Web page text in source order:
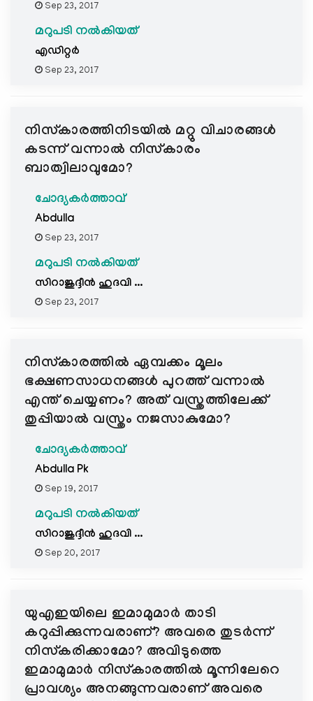
Sep 23, 2017
മറുപടി നൽകിയത്
എഡിറ്റര്‍
Sep 23, 2017
നിസ്കാരത്തിനിടയില്‍ മറ്റു വിചാരങ്ങള്‍
കടന്ന് വന്നാല്‍ നിസ്കാരം
ബാത്വിലാവുമോ?
ചോദ്യകർത്താവ്
Abdulla
Sep 23, 2017
മറുപടി നൽകിയത്
സിറാജുദ്ദീന്‍ ഹുദവി ...
Sep 23, 2017
നിസ്കാരത്തില്‍ ഏമ്പക്കം മൂലം
ഭക്ഷണസാധനങ്ങള്‍ പുറത്ത് വന്നാല്‍
എന്ത് ചെയ്യണം? അത് വസ്ത്രത്തിലേക്ക്
തുപ്പിയാല്‍ വസ്ത്രം നജസാകുമോ?
ചോദ്യകർത്താവ്
Abdulla Pk
Sep 19, 2017
മറുപടി നൽകിയത്
സിറാജുദ്ദീന്‍ ഹുദവി ...
Sep 20, 2017
യുഎഇയിലെ ഇമാമുമാര്‍ താടി
കറുപ്പിക്കുന്നവരാണ്? അവരെ തുടര്‍ന്ന്
നിസ്കരിക്കാമോ? അവിടുത്തെ
ഇമാമുമാര്‍ നിസ്കാരത്തില്‍ മൂന്നിലേറെ
പ്രാവശ്യം അനങ്ങുന്നവരാണ് അവരെ